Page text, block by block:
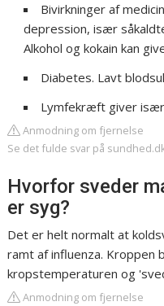
Bivirkninger af
depression, især
Alkohol og kokain kan
Diabetes. Lavt
Lymfekræft giver
Anmodning om fjernelse
Se det fulde svar på
Hvorfor sveder
er syg?
Det er helt normalt at
ramt af influenza.
kropstemperaturen og
Anmodning om fjernelse